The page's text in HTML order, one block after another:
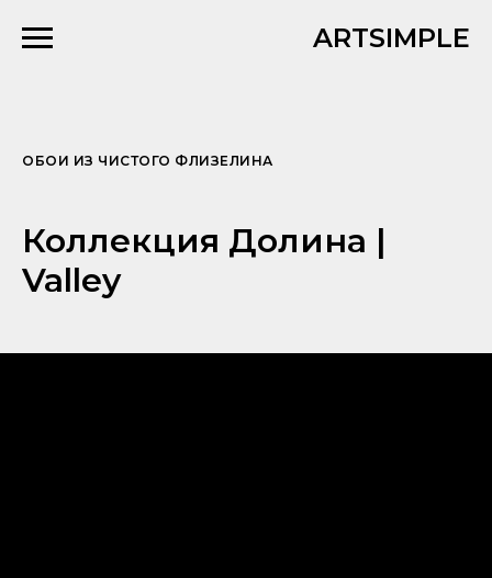
ARTSIMPLE
ОБОИ ИЗ ЧИСТОГО ФЛИЗЕЛИНА
Коллекция Долина |
Valley